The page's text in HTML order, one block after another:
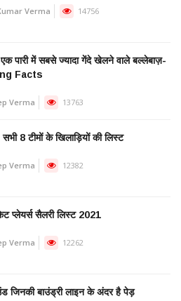
Verma 14756
पारी में सबसे ज्यादा गेंदे खेलने वाले बल्लेबाज़-
Facts
Verma 13763
8 टीमों के खिलाड़ियों की लिस्ट
Verma 12382
प्लेयर्स सैलरी लिस्ट 2021
Verma 12262
जिनकी बाउंड्री लाइन के अंदर है पेड़